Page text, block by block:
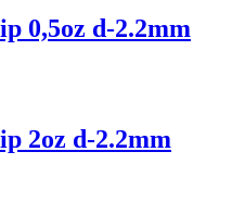
0,5oz d-2.2mm
2oz d-2.2mm